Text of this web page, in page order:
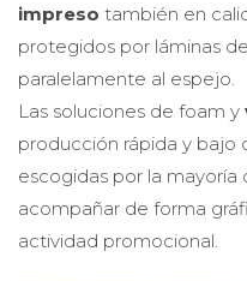
impreso también en
protegidos por láminas
paralelamente al espejo.
Las soluciones de foam y
producción rápida y bajo
escogidas por la mayoría
acompañar de forma
actividad promocional.